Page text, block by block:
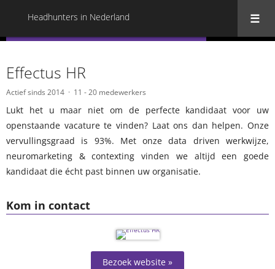
Headhunters in Nederland
Kom in contact
Bezoek website »
Effectus HR
Actief sinds 2014 11 - 20 medewerkers
Lukt het u maar niet om de perfecte kandidaat voor uw
openstaande vacature te vinden? Laat ons dan helpen. Onze
vervullingsgraad is 93%. Met onze data driven werkwijze,
neuromarketing & contexting vinden we altijd een goede
kandidaat die écht past binnen uw organisatie.